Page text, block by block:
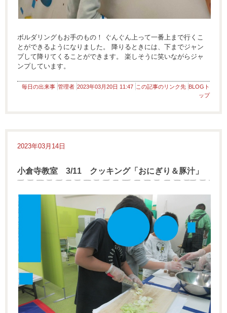
ボルダリングもお手のもの！ ぐんぐん上って一番上まで行くこ
とができるようになりました。 降りるときには、下までジャン
プして降りてくることができます。 楽しそうに笑いながらジャ
ンプしています。
毎日の出来事 管理者 2023年03月20日 11:47 この記事のリンク先 BLOGト
ップ
2023年03月14日
小倉寺教室 3/11 クッキング「おにぎり＆豚汁」